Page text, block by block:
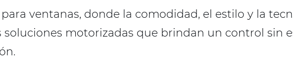
ventanas, donde la comodidad, el estilo y la
soluciones motorizadas que brindan un control sin